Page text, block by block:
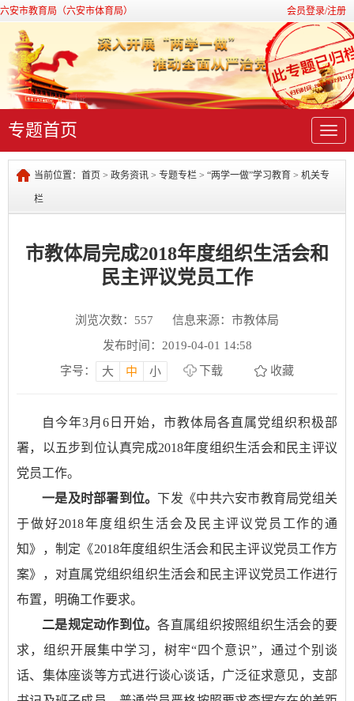
六安市教育局（六安市体育局） 会员登录/注册
导
航
专题首页
当前位置： 首页 > 政务资讯 > 专题专栏 > “两学一做”学习教育 > 机关专
栏
市教体局完成2018年度组织生活会和
民主评议党员工作
浏览次数： 557
信息来源：市教体局
发布时间：2019-04-01 14:58
字号：
大 中 小 下载 收藏
自今年3月6日开始，市教体局各直属党组织积极部
署，以五步到位认真完成2018年度组织生活会和民主评议
党员工作。
一是及时部署到位。下发《中共六安市教育局党组关
于做好2018年度组织生活会及民主评议党员工作的通
知》，制定《2018年度组织生活会和民主评议党员工作方
案》，对直属党组织组织生活会和民主评议党员工作进行
布置，明确工作要求。
二是规定动作到位。各直属组织按照组织生活会的要
求，组织开展集中学习，树牢“四个意识”，通过个别谈
话、集体座谈等方式进行谈心谈话，广泛征求意见，支部